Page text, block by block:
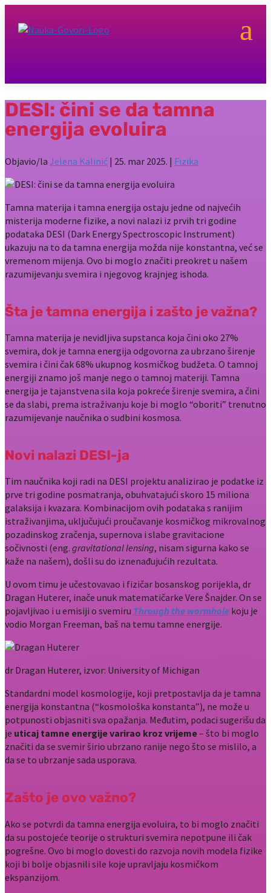
a
DESI: čini se da tamna
energija evoluira
Objavio/la Jelena Kalinić | 25. mar 2025. | Fizika
Tamna materija i tamna energija ostaju jedne od najvećih
misterija moderne fizike, a novi nalazi iz prvih tri godine
podataka DESI (Dark Energy Spectroscopic Instrument)
ukazuju na to da tamna energija možda nije konstantna, već se
vremenom mijenja. Ovo bi moglo značiti preokret u našem
razumijevanju svemira i njegovog krajnjeg ishoda.
Šta je tamna energija i zašto je važna?
Tamna materija je nevidljiva supstanca koja čini oko 27%
svemira, dok je tamna energija odgovorna za ubrzano širenje
svemira i čini čak 68% ukupnog kosmičkog budžeta. O tamnoj
energiji znamo još manje nego o tamnoj materiji. Tamna
energija je tajanstvena sila koja pokreće širenje svemira, a čini
se da slabi, prema istraživanju koje bi moglo “oboriti” trenutno
razumijevanje naučnika o sudbini kosmosa.
Novi nalazi DESI-ja
Tim naučnika koji radi na DESI projektu analizirao je podatke iz
prve tri godine posmatranja, obuhvatajući skoro 15 miliona
galaksija i kvazara. Kombinacijom ovih podataka s ranijim
istraživanjima, uključujući proučavanje kosmičkog mikrovalnog
pozadinskog zračenja, supernova i slabe gravitacione
sočivnosti (eng. gravitational lensing, nisam sigurna kako se
kaže na našem), došli su do iznenađujućih rezultata.
U ovom timu je učestovavao i fizičar bosanskog porijekla, dr
Dragan Huterer, inače unuk matematičarke Vere Šnajder. On se
pojavljivao i u emisiji o svemiru Through the wormhole koju je
vodio Morgan Freeman, baš na temu tamne energije.
dr Dragan Huterer, izvor: University of Michigan
Standardni model kosmologije, koji pretpostavlja da je tamna
energija konstantna (“kosmološka konstanta”), ne može u
potpunosti objasniti sva opažanja. Međutim, podaci sugerišu da
je uticaj tamne energije varirao kroz vrijeme– što bi moglo
značiti da se svemir širio ubrzano ranije nego što se mislilo, a
da se to ubrzanje sada usporava.
Zašto je ovo važno?
Ako se potvrdi da tamna energija evoluira, to bi moglo značiti
da su postojeće teorije o strukturi svemira nepotpune ili čak
pogrešne. Ovo bi moglo dovesti do razvoja novih modela fizike
koji bi bolje objasnili sile koje upravljaju kosmičkom
ekspanzijom.